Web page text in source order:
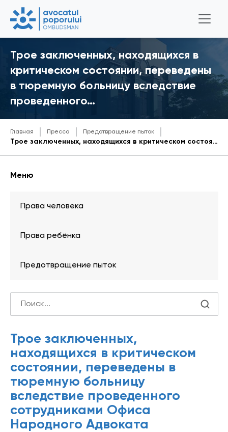
Трое заключенных, находящихся в
критическом состоянии, переведены
в тюремную больницу вследствие
проведенного…
Главная Пресса Предотвращение пыток
Трое заключенных, находящихся в критическом состоянии, переведены в тюремную больницу вследствие проведенного сотрудниками Офиса Народного Адвоката превентивного посещения пенитенциарного учреждения
Трое заключенных,
находящихся в критическом
состоянии, переведены в
тюремную больницу
вследствие проведенного
сотрудниками Офиса
Народного Адвоката
Меню
Права человека
Права ребёнка
Предотвращение пыток